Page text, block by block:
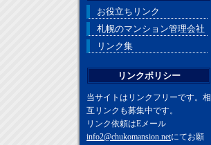
お役立ちリンク
札幌のマンション管理会社
リンク集
リンクポリシー
当サイトはリンクフリーです。相
互リンクも募集中です。
リンク依頼はEメール
info2@chukomansion.netにてお願